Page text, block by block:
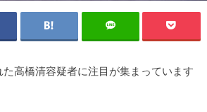
高橋清容疑者に注目が集まっています